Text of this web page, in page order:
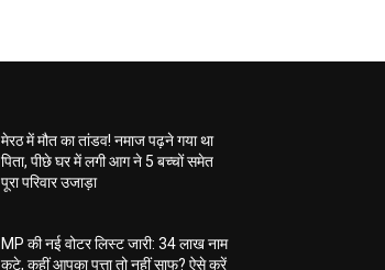
मेरठ में मौत का तांडव! नमाज पढ़ने गया था
पिता, पीछे घर में लगी आग ने 5 बच्चों समेत
पूरा परिवार उजाड़ा
MP की नई वोटर लिस्ट जारी: 34 लाख नाम
कटे, कहीं आपका पत्ता तो नहीं साफ? ऐसे करें